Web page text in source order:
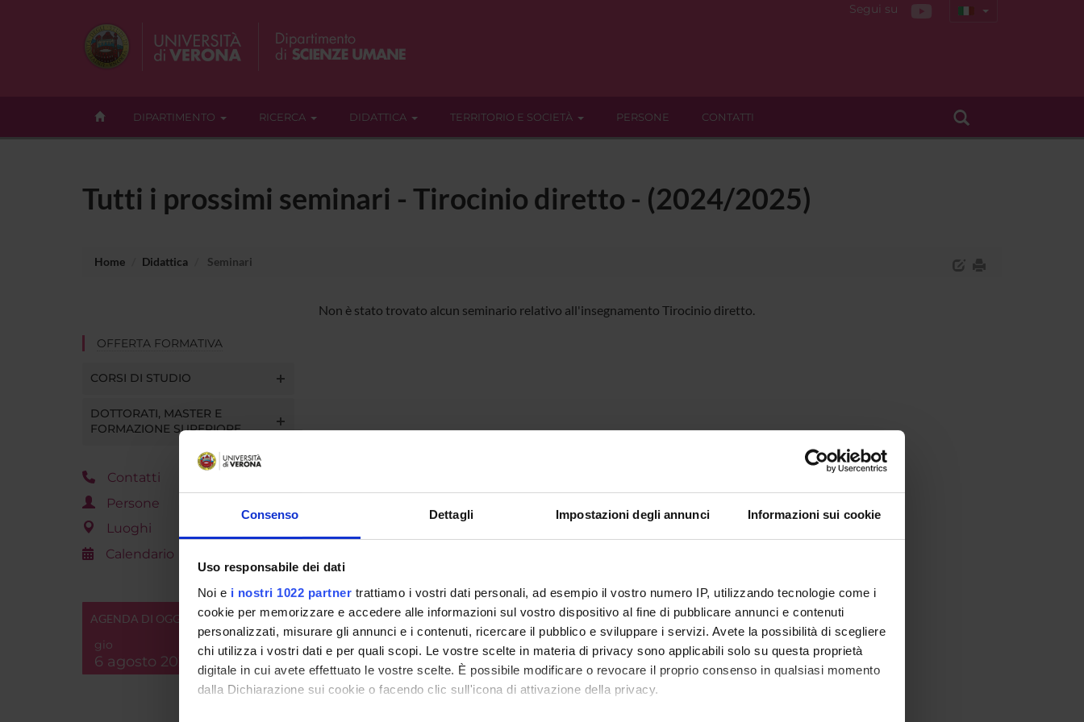
Consenso Dettagli Impostazioni degli annunci Informazioni sui cookie
Uso responsabile dei dati
Noi e i nostri 1022 partner trattiamo i vostri dati personali, ad esempio il vostro numero IP, utilizzando tecnologie come i
cookie per memorizzare e accedere alle informazioni sul vostro dispositivo al fine di pubblicare annunci e contenuti
personalizzati, misurare gli annunci e i contenuti, ricercare il pubblico e sviluppare i servizi. Avete la possibilità di scegliere
chi utilizza i vostri dati e per quali scopi. Le vostre scelte in materia di privacy sono applicabili solo su questa proprietà
digitale in cui avete effettuato le vostre scelte. È possibile modificare o revocare il proprio consenso in qualsiasi momento
dalla Dichiarazione sui cookie o facendo clic sull'icona di attivazione della privacy.
Segui su
DIPARTIMENTO RICERCA DIDATTICA TERRITORIO E SOCIETÀ PERSONE CONTATTI
Tutti i prossimi seminari - Tirocinio diretto - (2024/2025)
Home Didattica Seminari
OFFERTA FORMATIVA
CORSI DI STUDIO
DOTTORATI, MASTER E
FORMAZIONE SUPERIORE
Contatti
Persone
Luoghi
Calendario
AGENDA DI OGGI
gio
6 agosto 2026
Non è stato trovato alcun seminario relativo all'insegnamento Tirocinio diretto.